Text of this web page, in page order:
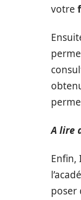
votre
A lire
Enfin,
poser